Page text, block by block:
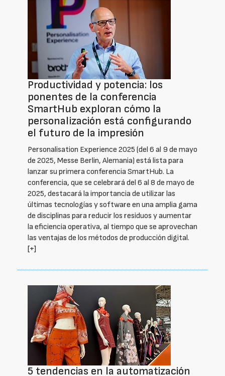
Productividad y potencia: los
ponentes de la conferencia
SmartHub exploran cómo la
personalización está configurando
el futuro de la impresión
Personalisation Experience 2025 (del 6 al 9 de mayo
de 2025, Messe Berlin, Alemania) está lista para
lanzar su primera conferencia SmartHub. La
conferencia, que se celebrará del 6 al 8 de mayo de
2025, destacará la importancia de utilizar las
últimas tecnologías y software en una amplia gama
de disciplinas para reducir los residuos y aumentar
la eficiencia operativa, al tiempo que se aprovechan
las ventajas de los métodos de producción digital.
[+]
5 tendencias en la automatización